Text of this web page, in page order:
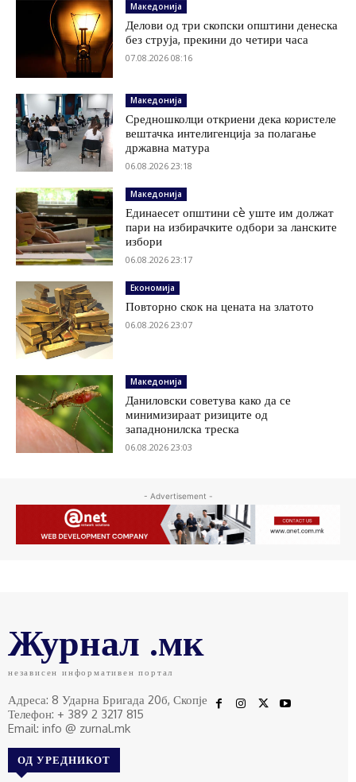
Македонија
Делови од три скопски општини денеска
без струја, прекини до четири часа
07.08.2026 08:16
Македонија
Средношколци откриени дека користеле
вештачка интелигенција за полагање
државна матура
06.08.2026 23:18
Македонија
Единаесет општини сè уште им должат
пари на избирачките одбори за ланските
избори
06.08.2026 23:17
Економија
Повторно скок на цената на златото
06.08.2026 23:07
Македонија
Даниловски советува како да се
минимизираат ризиците од
западнонилска треска
06.08.2026 23:03
- Advertisement -
Журнал .мк
независен информативен портал
Адреса: 8 Ударна Бригада 20б, Скопје
Телефон: + 389 2 3217 815
Email: info @ zurnal.mk
ОД УРЕДНИКОТ